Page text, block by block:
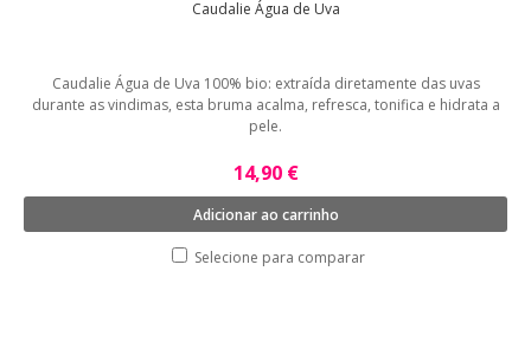
Caudalie Água de Uva
Caudalie Água de Uva 100% bio: extraída diretamente das uvas
durante as vindimas, esta bruma acalma, refresca, tonifica e hidrata a
pele.
14,90 €
Adicionar ao carrinho
Selecione para comparar